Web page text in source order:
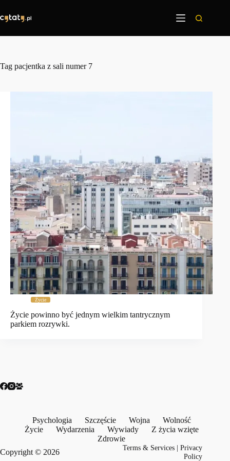
treści
Tag pacjentka z sali numer 7
Życie
Życie powinno być jednym wielkim tantrycznym
parkiem rozrywki.
Psychologia Szczęście Wojna
Wolność
Życie
Wydarzenia Wywiady
Z życia wzięte
Zdrowie
Copyright © 2026
Terms & Services |Privacy
Policy